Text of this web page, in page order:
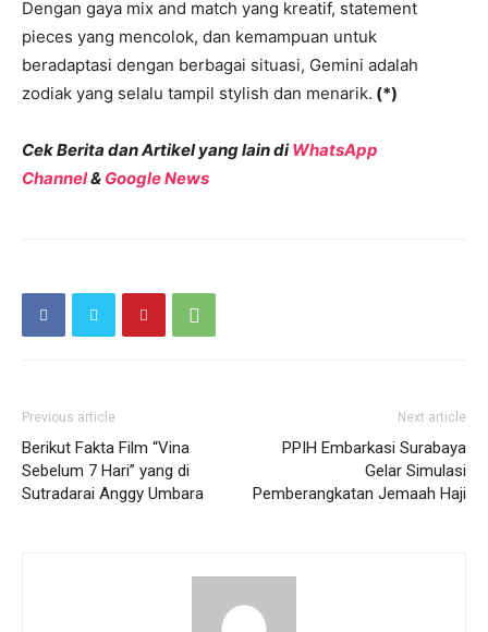
Dengan gaya mix and match yang kreatif, statement
pieces yang mencolok, dan kemampuan untuk
beradaptasi dengan berbagai situasi, Gemini adalah
zodiak yang selalu tampil stylish dan menarik. (*)
Cek Berita dan Artikel yang lain diWhatsApp
Channel& Google News
Previous article
Berikut Fakta Film “Vina
Sebelum 7 Hari” yang di
Sutradarai Anggy Umbara
Next article
PPIH Embarkasi Surabaya
Gelar Simulasi
Pemberangkatan Jemaah Haji